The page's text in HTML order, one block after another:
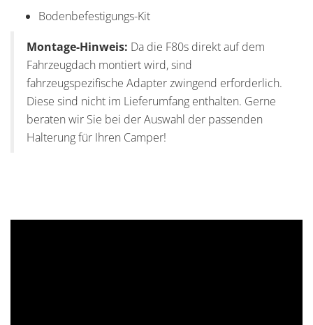
Bodenbefestigungs-Kit
Montage-Hinweis: Da die F80s direkt auf dem
Fahrzeugdach montiert wird, sind
fahrzeugspezifische Adapter zwingend erforderlich.
Diese sind nicht im Lieferumfang enthalten. Gerne
beraten wir Sie bei der Auswahl der passenden
Halterung für Ihren Camper!